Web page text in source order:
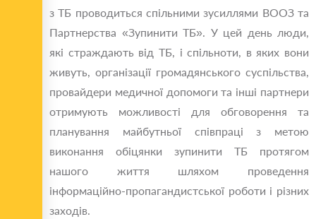
з ТБ проводиться спільними зусиллями ВООЗ та
Партнерства «Зупинити ТБ». У цей день люди,
які страждають від ТБ, і спільноти, в яких вони
живуть, організації громадянського суспільства,
провайдери медичної допомоги та інші партнери
отримують можливості для обговорення та
планування майбутньої співпраці з метою
виконання обіцянки зупинити ТБ протягом
нашого життя шляхом проведення
інформаційно-пропагандистської роботи і різних
заходів.